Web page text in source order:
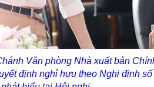
Văn phòng Nhà xuất bản
định nghỉ hưu theo Nghị định số